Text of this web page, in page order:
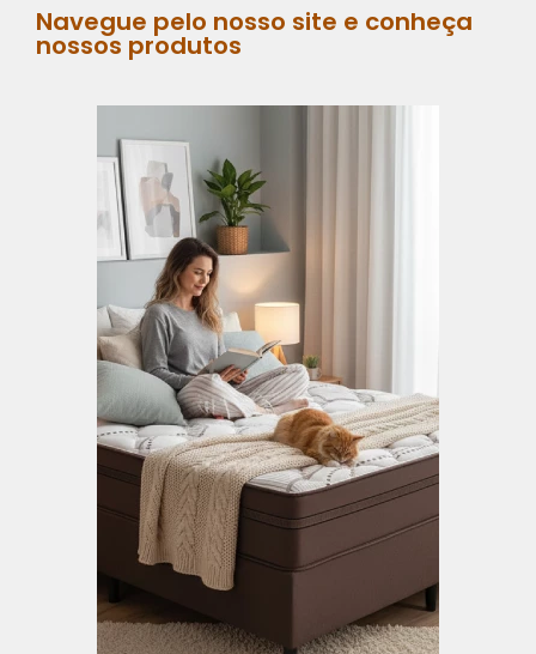
Navegue pelo nosso site e conheça
nossos produtos